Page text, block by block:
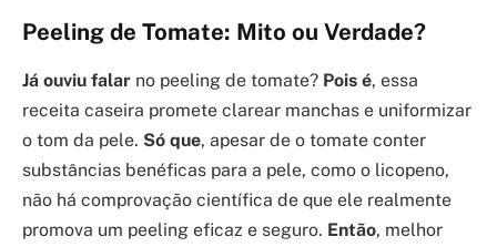
Peeling de Tomate: Mito ou Verdade?
Já ouviu falar no peeling de tomate? Pois é, essa
receita caseira promete clarear manchas e uniformizar
o tom da pele. Só que, apesar de o tomate conter
substâncias benéficas para a pele, como o licopeno,
não há comprovação científica de que ele realmente
promova um peeling eficaz e seguro. Então, melhor